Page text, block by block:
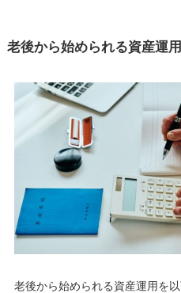
老後から始められる資産運用
老後から始められる資産運用を以